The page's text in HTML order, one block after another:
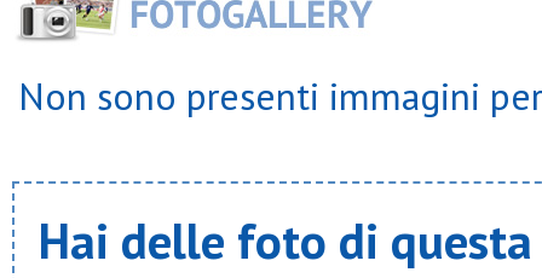
Non sono presenti immagini
Hai delle foto di